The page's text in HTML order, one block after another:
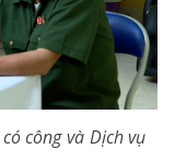
công và Dịch vụ